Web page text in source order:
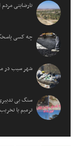
نارضایتی
چه کسی
شهر سیب در
سنگ بی
ترمیم یا